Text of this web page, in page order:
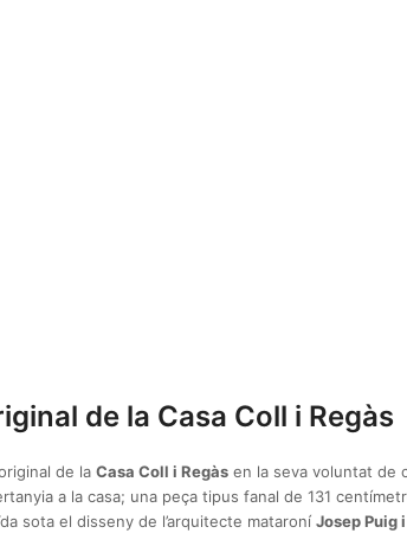
de la Casa Coll i Regàs
de la Casa Coll i Regàs en la seva voluntat de
a la casa; una peça tipus fanal de 131
sota el disseny de l’arquitecte mataroní Josep Puig